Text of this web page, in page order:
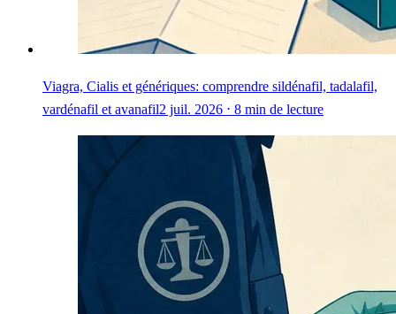
Viagra, Cialis et génériques: comprendre sildénafil, tadalafil,
vardénafil et avanafil2 juil. 2026 ⋅ 8 min de lecture